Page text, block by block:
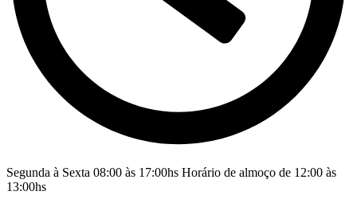
Segunda à Sexta 08:00 às 17:00hs Horário de almoço de 12:00 às
13:00hs